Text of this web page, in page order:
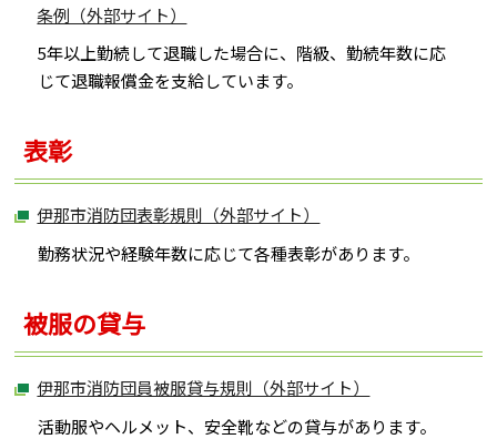
条例（外部サイト）
5年以上勤続して退職した場合に、階級、勤続年数に応
じて退職報償金を支給しています。
表彰
伊那市消防団表彰規則（外部サイト）
勤務状況や経験年数に応じて各種表彰があります。
被服の貸与
伊那市消防団員被服貸与規則（外部サイト）
活動服やヘルメット、安全靴などの貸与があります。